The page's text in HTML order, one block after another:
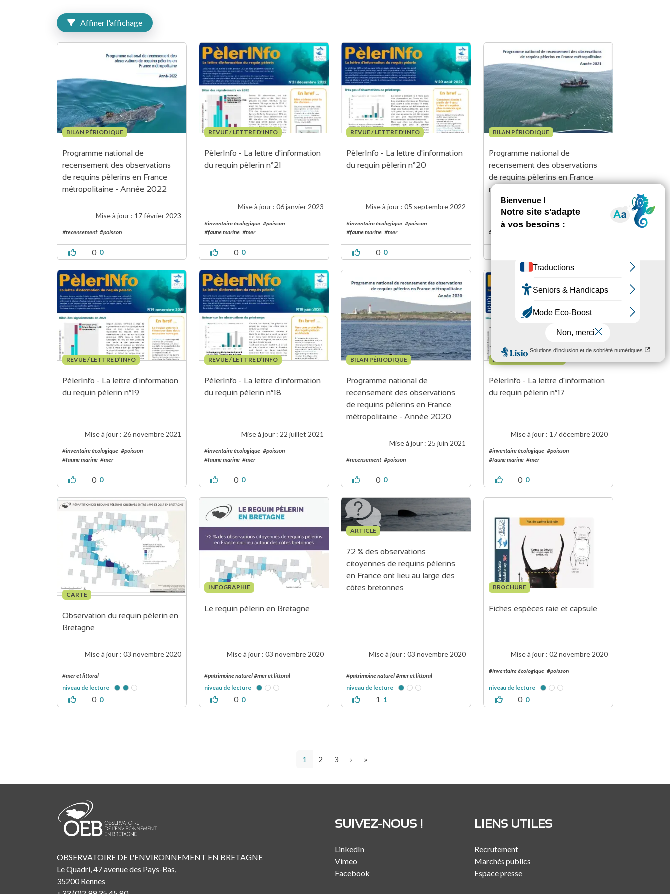
Affiner l'affichage
BILAN PÉRIODIQUE
Programme national de
recensement des observations
de requins pèlerins en France
métropolitaine - Année 2022
Mise à jour : 17 février 2023
#recensement #poisson
0 0
REVUE / LETTRE D’INFO
PèlerInfo - La lettre d'information
du requin pèlerin n°21
Mise à jour : 06 janvier 2023
#inventaire écologique #poisson
#faune marine #mer
0 0
REVUE / LETTRE D’INFO
PèlerInfo - La lettre d'information
du requin pèlerin n°20
Mise à jour : 05 septembre 2022
#inventaire écologique #poisson
#faune marine #mer
0 0
BILAN PÉRIODIQUE
Programme national de
recensement des observations
de requins pèlerins en France
métropolitaine - Année 2021
Mise à jour :21 mars 2022
#recensement
REVUE / LETTRE D’INFO
PèlerInfo - La lettre d'information
du requin pèlerin n°19
Mise à jour : 26 novembre 2021
#inventaire écologique #poisson
#faune marine #mer
0 0
REVUE / LETTRE D’INFO
PèlerInfo - La lettre d'information
du requin pèlerin n°18
Mise à jour : 22 juillet 2021
#inventaire écologique #poisson
#faune marine #mer
0 0
BILAN PÉRIODIQUE
Programme national de
recensement des observations
de requins pèlerins en France
métropolitaine - Année 2020
Mise à jour : 25 juin 2021
#recensement #poisson
0 0
REVUE / LETTRE D’INFO
PèlerInfo - La lettre d'information
du requin pèlerin n°17
Mise à jour : 17 décembre 2020
#inventaire écologique #poisson
#faune marine #mer
0 0
CARTE
Observation du requin pèlerin en
Bretagne
Mise à jour : 03 novembre 2020
#mer et littoral
niveau de lecture
0 0
INFOGRAPHIE
Le requin pèlerin en Bretagne
Mise à jour : 03 novembre 2020
#patrimoine naturel #mer et littoral
niveau de lecture
0 0
ARTICLE
72 % des observations
citoyennes de requins pèlerins
en France ont lieu au large des
côtes bretonnes
Mise à jour : 03 novembre 2020
#patrimoine naturel #mer et littoral
niveau de lecture
1 1
BROCHURE
Fiches espèces raie et capsule
Mise à jour : 02 novembre 2020
#inventaire écologique #poisson
niveau de lecture
0 0
Page courante
1 Page
2 Page
3 Page suivante
› Dernière page
»
OBSERVATOIRE DE L'ENVIRONNEMENT EN BRETAGNE
Le Quadri, 47 avenue des Pays-Bas,
35200 Rennes
SUIVEZ-NOUS !
LinkedIn
Vimeo
Facebook
LIENS UTILES
Recrutement
Marchés publics
Espace presse